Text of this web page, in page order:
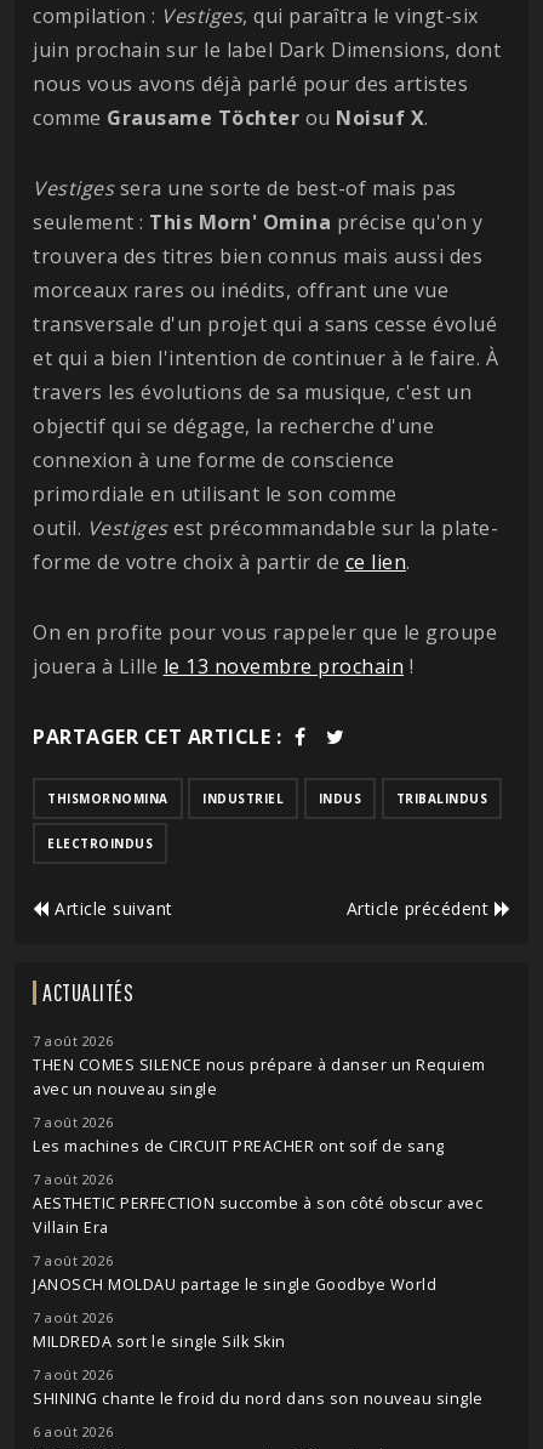
compilation : Vestiges, qui paraîtra le vingt-six
juin prochain sur le label Dark Dimensions, dont
nous vous avons déjà parlé pour des artistes
comme Grausame Töchter ou Noisuf X.
Vestigessera une sorte de best-of mais pas
seulement : This Morn' Omina précise qu'on y
trouvera des titres bien connus mais aussi des
morceaux rares ou inédits, offrant une vue
transversale d'un projet qui a sans cesse évolué
et qui a bien l'intention de continuer à le faire. À
travers les évolutions de sa musique, c'est un
objectif qui se dégage, la recherche d'une
connexion à une forme de conscience
primordiale en utilisant le son comme
outil. Vestigesest précommandable sur la plate-
forme de votre choix à partir de ce lien.
On en profite pour vous rappeler que le groupe
jouera à Lille le 13 novembre prochain !
PARTAGER CET ARTICLE :
THISMORNOMINA INDUSTRIEL INDUS TRIBALINDUS
ELECTROINDUS
Article suivant Article précédent
ACTUALITÉS
7 août 2026
THEN COMES SILENCE nous prépare à danser un Requiem
avec un nouveau single
7 août 2026
Les machines de CIRCUIT PREACHER ont soif de sang
7 août 2026
AESTHETIC PERFECTION succombe à son côté obscur avec
Villain Era
7 août 2026
JANOSCH MOLDAU partage le single Goodbye World
7 août 2026
MILDREDA sort le single Silk Skin
7 août 2026
SHINING chante le froid du nord dans son nouveau single
6 août 2026